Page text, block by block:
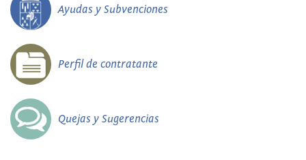
Ayudas y Subvenciones
Perfil de contratante
Quejas y Sugerencias